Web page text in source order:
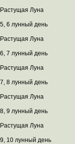
Растущая Луна
5, 6 лунный день
Растущая Луна
6, 7 лунный день
Растущая Луна
7, 8 лунный день
Растущая Луна
8, 9 лунный день
Растущая Луна
9, 10 лунный день